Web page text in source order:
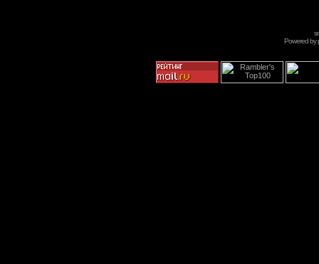
Powered by